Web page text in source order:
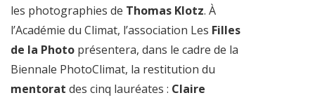
les photographies de Thomas Klotz. À
l’Académie du Climat, l’association Les Filles
de la Photo présentera, dans le cadre de la
Biennale PhotoClimat, la restitution du
mentorat des cinq lauréates : Claire